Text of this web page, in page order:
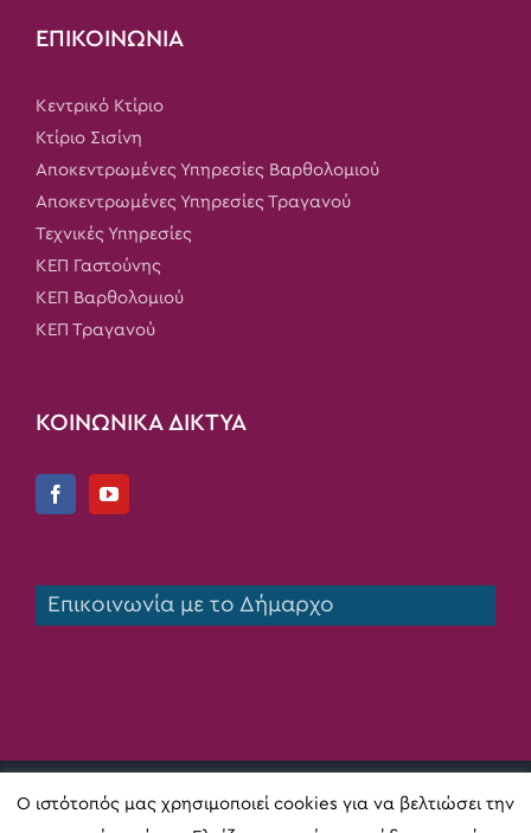
ΕΠΙΚΟΙΝΩΝΙΑ
Κεντρικό Κτίριο
Κτίριο Σισίνη
Αποκεντρωμένες Υπηρεσίες Βαρθολομιού
Αποκεντρωμένες Υπηρεσίες Τραγανού
Τεχνικές Υπηρεσίες
ΚΕΠ Γαστούνης
ΚΕΠ Βαρθολομιού
ΚΕΠ Τραγανού
ΚΟΙΝΩΝΙΚΑ ΔΙΚΤΥΑ
Επικοινωνία με το Δήμαρχο
Copyright 2020 Δήμος Πηνειού | All Rights Reserved |
Κατασκευή ιστοσελίδαςDigital Act
Ο ιστότοπός μας χρησιμοποιεί cookies για να βελτιώσει την